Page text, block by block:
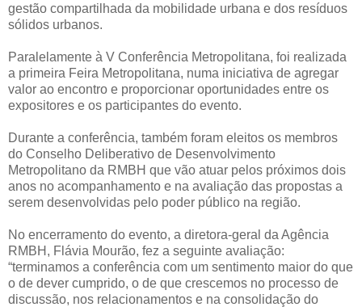
gestão compartilhada da mobilidade urbana e dos resíduos
sólidos urbanos.
Paralelamente à V Conferência Metropolitana, foi realizada
a primeira Feira Metropolitana, numa iniciativa de agregar
valor ao encontro e proporcionar oportunidades entre os
expositores e os participantes do evento.
Durante a conferência, também foram eleitos os membros
do Conselho Deliberativo de Desenvolvimento
Metropolitano da RMBH que vão atuar pelos próximos dois
anos no acompanhamento e na avaliação das propostas a
serem desenvolvidas pelo poder público na região.
No encerramento do evento, a diretora-geral da Agência
RMBH, Flávia Mourão, fez a seguinte avaliação:
“terminamos a conferência com um sentimento maior do que
o de dever cumprido, o de que crescemos no processo de
discussão, nos relacionamentos e na consolidação do